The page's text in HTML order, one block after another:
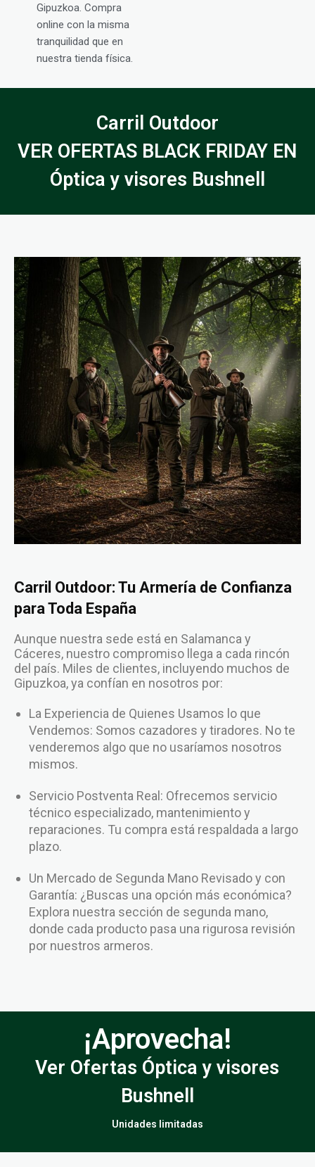
Gipuzkoa. Compra
online con la misma
tranquilidad que en
nuestra tienda física.
Carril Outdoor
VER OFERTAS BLACK FRIDAY EN
Óptica y visores Bushnell
Carril Outdoor: Tu Armería de Confianza
para Toda España
Aunque nuestra sede está en Salamanca y
Cáceres, nuestro compromiso llega a cada rincón
del país. Miles de clientes, incluyendo muchos de
Gipuzkoa, ya confían en nosotros por:
La Experiencia de Quienes Usamos lo que
Vendemos: Somos cazadores y tiradores. No te
venderemos algo que no usaríamos nosotros
mismos.
Servicio Postventa Real: Ofrecemos servicio
técnico especializado, mantenimiento y
reparaciones. Tu compra está respaldada a largo
plazo.
Un Mercado de Segunda Mano Revisado y con
Garantía: ¿Buscas una opción más económica?
Explora nuestra sección de segunda mano,
donde cada producto pasa una rigurosa revisión
por nuestros armeros.
¡Aprovecha!
Ver Ofertas Óptica y visores
Bushnell
Unidades limitadas